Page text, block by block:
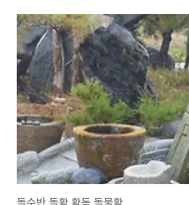
록번호: 132-20-52045 대표: 김창호경기도 양
정원조경031-772-8879 010-4025-2435
haeinstone@naver.comCopyright ⓒ
..